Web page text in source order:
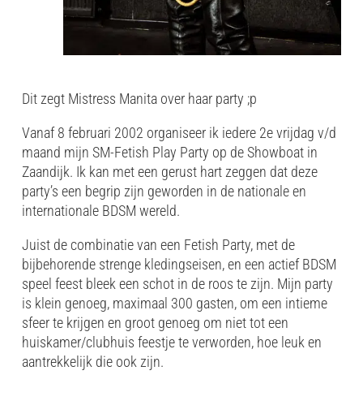
Dit zegt Mistress Manita over haar party ;p
Vanaf 8 februari 2002 organiseer ik iedere 2e vrijdag v/d
maand mijn SM-Fetish Play Party op de Showboat in
Zaandijk. Ik kan met een gerust hart zeggen dat deze
party’s een begrip zijn geworden in de nationale en
internationale BDSM wereld.
Juist de combinatie van een Fetish Party, met de
bijbehorende strenge kledingseisen, en een actief BDSM
speel feest bleek een schot in de roos te zijn. Mijn party
is klein genoeg, maximaal 300 gasten, om een intieme
sfeer te krijgen en groot genoeg om niet tot een
huiskamer/clubhuis feestje te verworden, hoe leuk en
aantrekkelijk die ook zijn.